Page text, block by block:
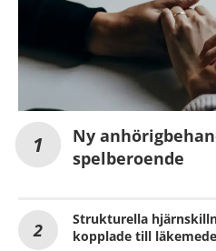
Ny
spelberoende
Strukturella
kopplade till